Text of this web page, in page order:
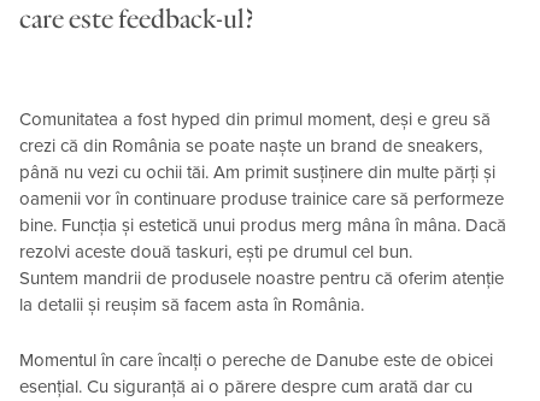
care este feedback-ul?
Comunitatea a fost hyped din primul moment, deși e greu să
crezi că din România se poate naște un brand de sneakers,
până nu vezi cu ochii tăi. Am primit susținere din multe părți și
oamenii vor în continuare produse trainice care să performeze
bine. Funcția și estetică unui produs merg mâna în mâna. Dacă
rezolvi aceste două taskuri, ești pe drumul cel bun.
Suntem mandrii de produsele noastre pentru că oferim atenție
la detalii și reușim să facem asta în România.
Momentul în care încalți o pereche de Danube este de obicei
esențial. Cu siguranță ai o părere despre cum arată dar cu